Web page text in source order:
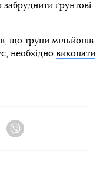
ґрунтові
що трупи мільйонів
необхідно викопати
Telegram